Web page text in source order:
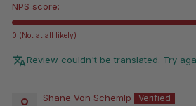
NPS score:
0 (Not at all likely)
Review couldn't be translated. Try
Shane Von Schemlp